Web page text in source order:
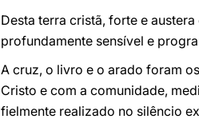
Desta terra cristã, forte e
profundamente sensível e
A cruz, o livro e o arado foram
Cristo e com a comunidade,
fielmente realizado no silêncio